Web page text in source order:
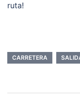
ruta!
CARRETERA